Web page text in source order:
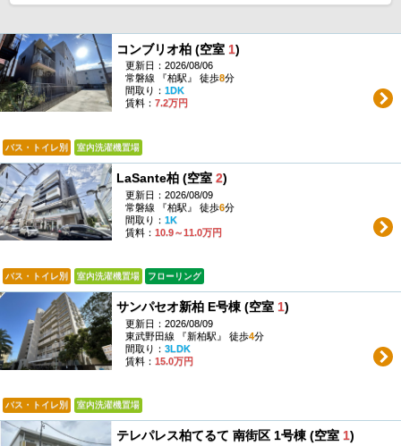
コンブリオ柏 (空室 1)
更新日：2026/08/06
常磐線 『柏駅』 徒歩8分
間取り： 1DK
賃料： 7.2万円
バス・トイレ別 室内洗濯機置場
LaSante柏 (空室 2)
更新日：2026/08/09
常磐線 『柏駅』 徒歩6分
間取り： 1K
賃料： 10.9～11.0万円
バス・トイレ別 室内洗濯機置場 フローリング
サンパセオ新柏 E号棟 (空室 1)
更新日：2026/08/09
東武野田線 『新柏駅』 徒歩4分
間取り： 3LDK
賃料： 15.0万円
バス・トイレ別 室内洗濯機置場
テレパレス柏てるて 南街区 1号棟 (空室 1)